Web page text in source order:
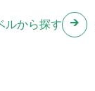
ルから探す